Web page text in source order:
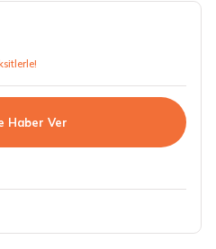
23 Lastikler
Haber Ver